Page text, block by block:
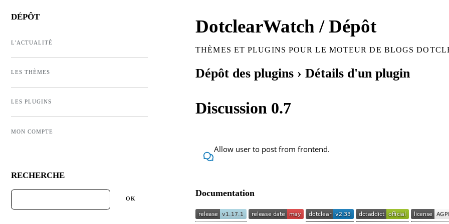
DÉPÔT
L'ACTUALITÉ
LES THÈMES
LES PLUGINS
MON COMPTE
RECHERCHE
DotclearWatch / Dépôt
THÈMES ET PLUGINS POUR LE MOTEUR DE BLOGS
Dépôt des plugins › Détails d'un plugin
Discussion 0.7
Allow user to post from frontend.
Documentation